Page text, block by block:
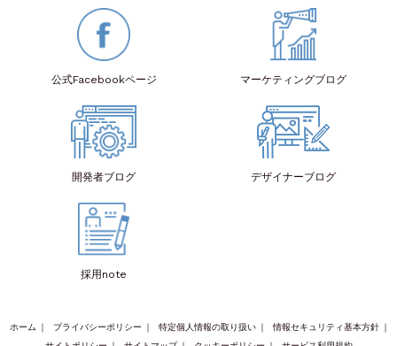
公式Facebookページ マーケティングブログ
開発者ブログ デザイナーブログ
採用note
ホーム ｜ プライバシーポリシー ｜ 特定個人情報の取り扱い ｜ 情報セキュリティ基本方針 ｜